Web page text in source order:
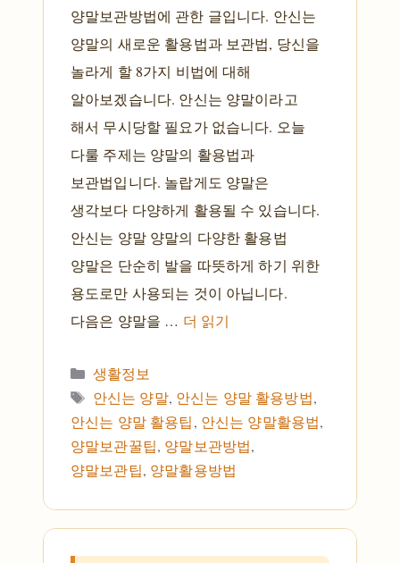
양말보관방법에 관한 글입니다. 안신는
양말의 새로운 활용법과 보관법, 당신을
놀라게 할 8가지 비법에 대해
알아보겠습니다. 안신는 양말이라고
해서 무시당할 필요가 없습니다. 오늘
다룰 주제는 양말의 활용법과
보관법입니다. 놀랍게도 양말은
생각보다 다양하게 활용될 수 있습니다.
안신는 양말 양말의 다양한 활용법
양말은 단순히 발을 따뜻하게 하기 위한
용도로만 사용되는 것이 아닙니다.
다음은 양말을 … 더 읽기
카테고리
생활정보
태그
안신는 양말, 안신는 양말 활용방법,
안신는 양말 활용팁 , 안신는 양말활용법,
양말보관꿀팁, 양말보관방법,
양말보관팁, 양말활용방법